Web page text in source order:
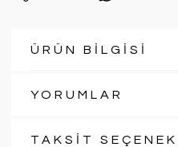
ÜRÜN BİLGİSİ
YORUMLAR
TAKSİT